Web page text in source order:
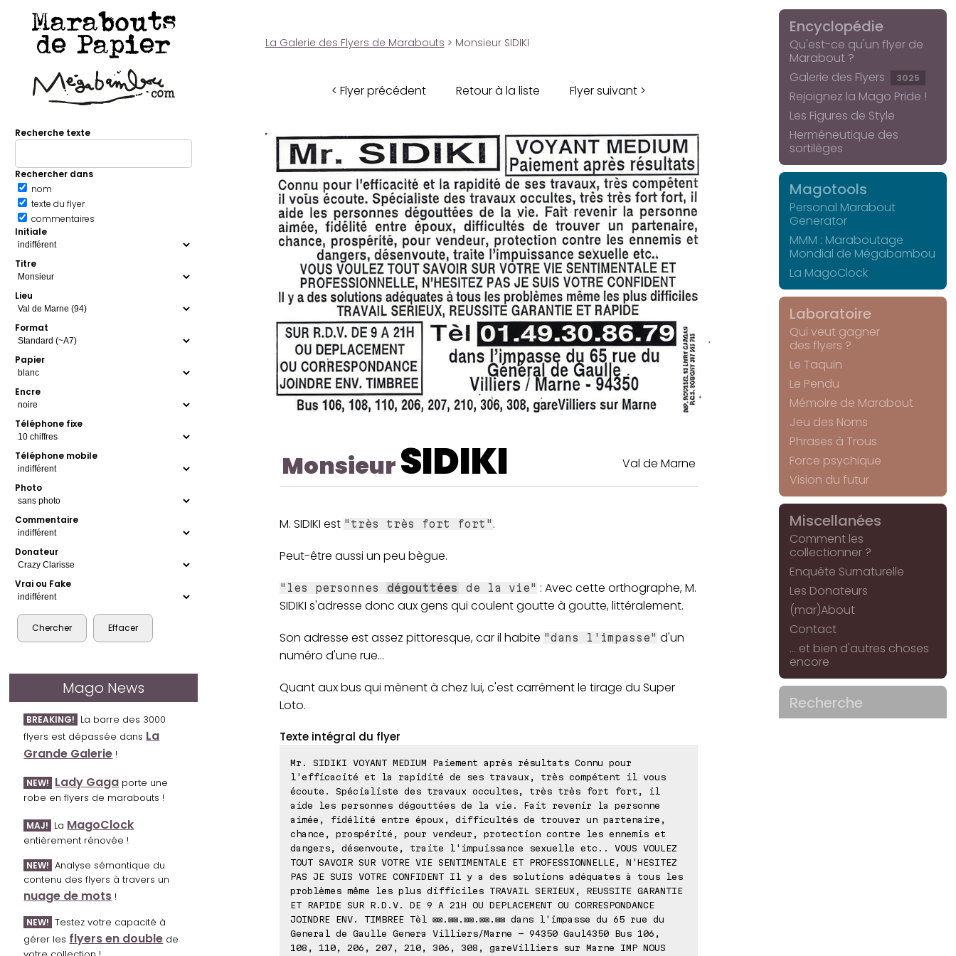
Marabouts
de Papier
Recherche texte
Rechercher dans
nom
texte du flyer
commentaires
Initiale
Titre
Lieu
Format
Papier
Encre
Téléphone fixe
Téléphone mobile
Photo
Commentaire
Donateur
Vrai ou Fake
Mago News
BREAKING! La barre des 3000
flyers est dépassée dans La
Grande Galerie !
NEW! Lady Gaga porte une
robe en flyers de marabouts !
MAJ! La MagoClock
entièrement rénovée !
NEW! Analyse sémantique du
contenu des flyers à travers un
nuage de mots !
NEW! Testez votre capacité à
gérer les flyers en double de
La Galerie des Flyers de Marabouts > Monsieur SIDIKI
< Flyer précédent Retour à la liste Flyer suivant >
MonsieurSIDIKI Val de Marne
M. SIDIKI est "très très fort fort" .
Peut-être aussi un peu bègue.
"les personnes dégouttées de la vie" : Avec cette orthographe, M.
SIDIKI s'adresse donc aux gens qui coulent goutte à goutte, littéralement.
Son adresse est assez pittoresque, car il habite "dans l'impasse" d'un
numéro d'une rue...
Quant aux bus qui mènent à chez lui, c'est carrément le tirage du Super
Loto.
Texte intégral du flyer
Mr. SIDIKI VOYANT MEDIUM Paiement après résultats Connu pour
l'efficacité et la rapidité de ses travaux, très compétent il vous
écoute. Spécialiste des travaux occultes, très très fort fort, il
aide les personnes dégouttées de la vie. Fait revenir la personne
aimée, fidélité entre époux, difficultés de trouver un partenaire,
chance, prospérité, pour vendeur, protection contre les ennemis et
dangers, désenvoute, traite l'impuissance sexuelle etc.. VOUS VOULEZ
TOUT SAVOIR SUR VOTRE VIE SENTIMENTALE ET PROFESSIONNELLE, N'HESITEZ
PAS JE SUIS VOTRE CONFIDENT Il y a des solutions adéquates à tous les
problèmes même les plus difficiles TRAVAIL SERIEUX, REUSSITE GARANTIE
ET RAPIDE SUR R.D.V. DE 9 A 21H OU DEPLACEMENT OU CORRESPONDANCE
JOINDRE ENV. TIMBREE Tèl ⊠⊠.⊠⊠.⊠⊠.⊠⊠.⊠⊠ dans l'impasse du 65 rue du
General de Gaulle Genera Villiers/Marne - 94350 Gaul4350 Bus 106,
108, 110, 206, 207, 210, 306, 308, gareVilliers sur Marne IMP NOUS
Encyclopédie
Qu'est-ce qu'un flyer de
Marabout ?
Galerie des Flyers
3025
Rejoignez la Mago Pride !
Les Figures de Style
Herméneutique des
sortilèges
Magotools
Personal Marabout
Generator
MMM : Maraboutage
Mondial de Mégabambou
La MagoClock
Laboratoire
Qui veut gagner
des flyers ?
Le Taquin
Le Pendu
Mémoire de Marabout
Jeu des Noms
Phrases à Trous
Force psychique
Vision du futur
Miscellanées
Comment les
collectionner ?
Enquête Surnaturelle
Les Donateurs
(mar)About
Contact
... et bien d'autres choses
encore
Recherche